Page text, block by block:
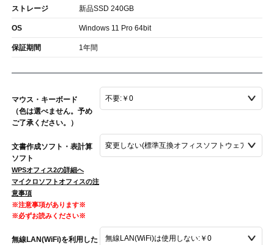
ストレージ 新品SSD 240GB
OS Windows 11 Pro 64bit
保証期間 1年間
マウス・キーボード
（色は選べません。予め
ご了承ください。）
文書作成ソフト・表計算
ソフト
WPSオフィス2の詳細へ
マイクロソフトオフィスの注
意事項
※注意事項があります※
※必ずお読みください※
無線LAN(WiFi)を利用した